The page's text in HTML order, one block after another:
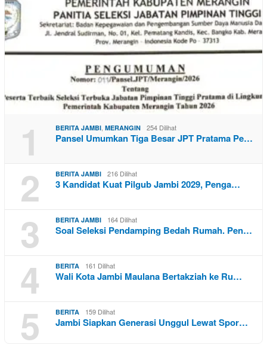
1 BERITA JAMBI MERANGIN 254 Dilihat
Pansel Umumkan Tiga Besar JPT Pratama Pe…
2 BERITA JAMBI 216 Dilihat
3 Kandidat Kuat Pilgub Jambi 2029, Penga…
3 BERITA JAMBI 164 Dilihat
Soal Seleksi Pendamping Bedah Rumah. Pen…
4 BERITA 161 Dilihat
Wali Kota Jambi Maulana Bertakziah ke Ru…
5 BERITA 159 Dilihat
Jambi Siapkan Generasi Unggul Lewat Spor…